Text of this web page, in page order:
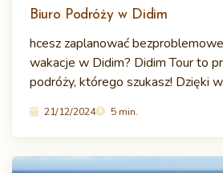
Biuro Podróży w Didim
hcesz zaplanować
wakacje w Didim? Didim Tour to
podróży, którego szukasz! Dzięki
21/12/2024 5 min.